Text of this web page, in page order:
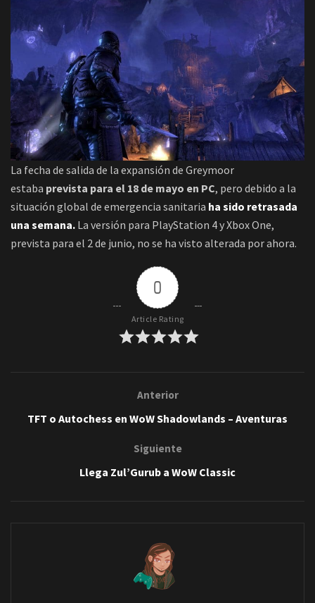
La fecha de salida de la expansión de Greymoor
estaba prevista para el 18 de mayo en PC, pero debido a la
situación global de emergencia sanitaria ha sido retrasada
una semana. La versión para PlayStation 4 y Xbox One,
prevista para el 2 de junio, no se ha visto alterada por ahora.
0
Article Rating
Anterior
TFT o Autochess en WoW Shadowlands – Aventuras
Siguiente
Llega Zul’Gurub a WoW Classic